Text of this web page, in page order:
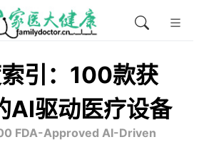
引：100款获
AI驱动医疗设备
FDA-Approved AI-Driven